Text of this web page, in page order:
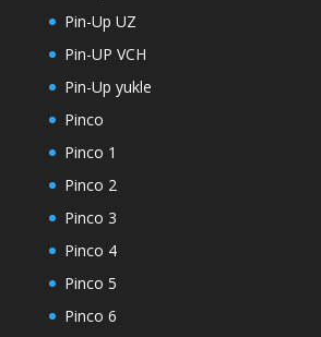
Pin-Up UZ
Pin-UP VCH
Pin-Up yukle
Pinco
Pinco 1
Pinco 2
Pinco 3
Pinco 4
Pinco 5
Pinco 6